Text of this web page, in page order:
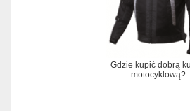
Gdzie kupić dobrą
motocyklową?